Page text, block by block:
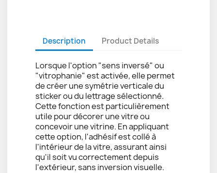
Description Product Details
Lorsque l'option "sens inversé" ou
"vitrophanie" est activée, elle permet
de créer une symétrie verticale du
sticker ou du lettrage sélectionné.
Cette fonction est particulièrement
utile pour décorer une vitre ou
concevoir une vitrine. En appliquant
cette option, l'adhésif est collé à
l'intérieur de la vitre, assurant ainsi
qu'il soit vu correctement depuis
l'extérieur, sans inversion visuelle.